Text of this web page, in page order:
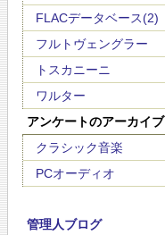
FLACデータベース(2)
フルトヴェングラー
トスカニーニ
ワルター
アンケートのアーカイブ
クラシック音楽
PCオーディオ
管理人ブログ